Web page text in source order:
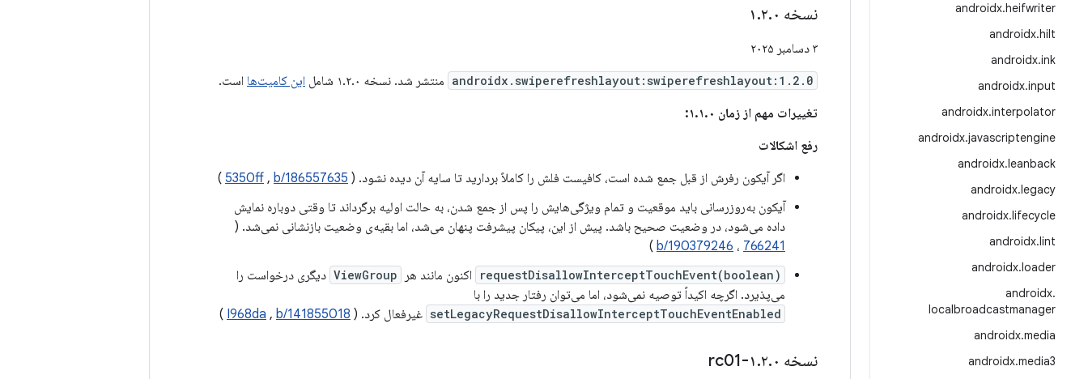
androidx.heifwriter
androidx.hilt
androidx.ink
androidx.input
androidx.interpolator
androidx.javascriptengine
androidx.leanback
androidx.legacy
androidx.lifecycle
androidx.lint
androidx.loader
androidx.
localbroadcastmanager
androidx.media
androidx.media3
نسخه ۱ .۲.۰
۳ دسامبر ۲۰۲۵
androidx.swiperefreshlayout:swiperefreshlayout:1.2.0 منتشر شد. نسخه ۱.۲.۰ شامل این کامیت‌ها است.
تغییرات مهم از زمان ۱.۱.۰:
رفع اشکالات
اگر آیکون رفرش از قبل جمع شده است، کافیست فلش را کاملاً بردارید تا سایه آن دیده نشود. (
5350ff , b/186557635
)
آیکون به‌روزرسانی باید موقعیت و تمام ویژگی‌هایش را پس از جمع شدن، به حالت اولیه برگرداند تا وقتی دوباره نمایش
داده می‌شود، در وضعیت صحیح باشد. پیش از این، پیکان پیشرفت پنهان می‌شد، اما بقیه‌ی وضعیت بازنشانی نمی‌شد. (
766241 ، b/190379246
)
requestDisallowInterceptTouchEvent(boolean) اکنون مانند هر ViewGroup دیگری درخواست را
می‌پذیرد. اگرچه اکیداً توصیه نمی‌شود، اما می‌توان رفتار جدید را با
setLegacyRequestDisallowInterceptTouchEventEnabled غیرفعال کرد. ( I968da , b/141855018
)
نسخه ۱ .۲.۰-rc01